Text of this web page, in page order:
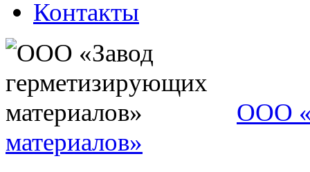
Контакты
ООО
материалов»